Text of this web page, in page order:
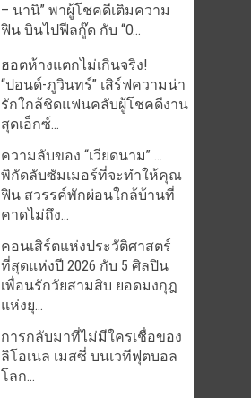
– นานิ” พาผู้โชคดีเติมความ
ฟิน บินไปฟีลกู๊ด กับ “O...
ฮอตห้างแตกไม่เกินจริง!
“ปอนด์-ภูวินทร์” เสิร์ฟความน่า
รักใกล้ชิดแฟนคลับผู้โชคดีงาน
สุดเอ็กซ์...
ความลับของ “เวียดนาม” …
พิกัดลับซัมเมอร์ที่จะทำให้คุณ
ฟิน สวรรค์พักผ่อนใกล้บ้านที่
คาดไม่ถึง...
คอนเสิร์ตแห่งประวัติศาสตร์
ที่สุดแห่งปี 2026 กับ 5 ศิลปิน
เพื่อนรักวัยสามสิบ ยอดมงกุฎ
แห่งยุ...
การกลับมาที่ไม่มีใครเชื่อของ
ลิโอเนล เมสซี่ บนเวทีฟุตบอล
โลก...